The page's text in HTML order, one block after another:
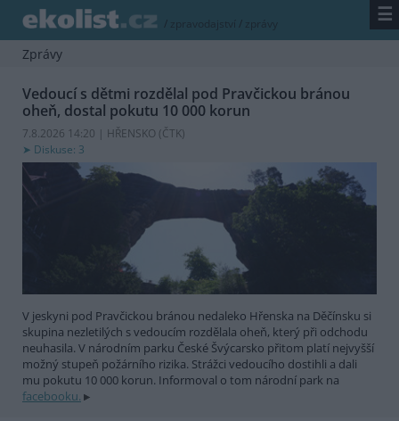
/ zpravodajství / zprávy ☰
Zprávy
Vedoucí s dětmi rozdělal pod Pravčickou bránou
oheň, dostal pokutu 10 000 korun
7.8.2026 14:20 | HŘENSKO (ČTK)
Diskuse: 3
V jeskyni pod Pravčickou bránou nedaleko Hřenska na Děčínsku si
skupina nezletilých s vedoucím rozdělala oheň, který při odchodu
neuhasila. V národním parku České Švýcarsko přitom platí nejvyšší
možný stupeň požárního rizika. Strážci vedoucího dostihli a dali
mu pokutu 10 000 korun. Informoval o tom národní park na
facebooku.